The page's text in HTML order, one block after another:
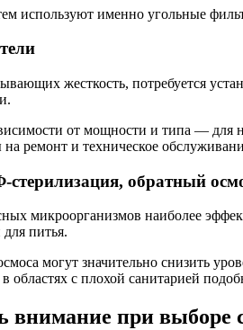
используют именно угольные
жесткость, потребуется
от мощности и типа —
на ремонт и техническое
обратный
микроорганизмов наиболее
питья.
могут значительно снизить
с плохой санитарией
внимание при выборе